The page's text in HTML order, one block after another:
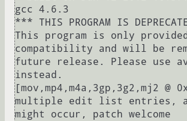
gcc 4.6.3
*** THIS PROGRAM IS
This program is only
compatibility and will be
future release. Please use
instead.
[mov,mp4,m4a,3gp,3g2,mj2 @
multiple edit list entries, a/
might occur, patch welcome